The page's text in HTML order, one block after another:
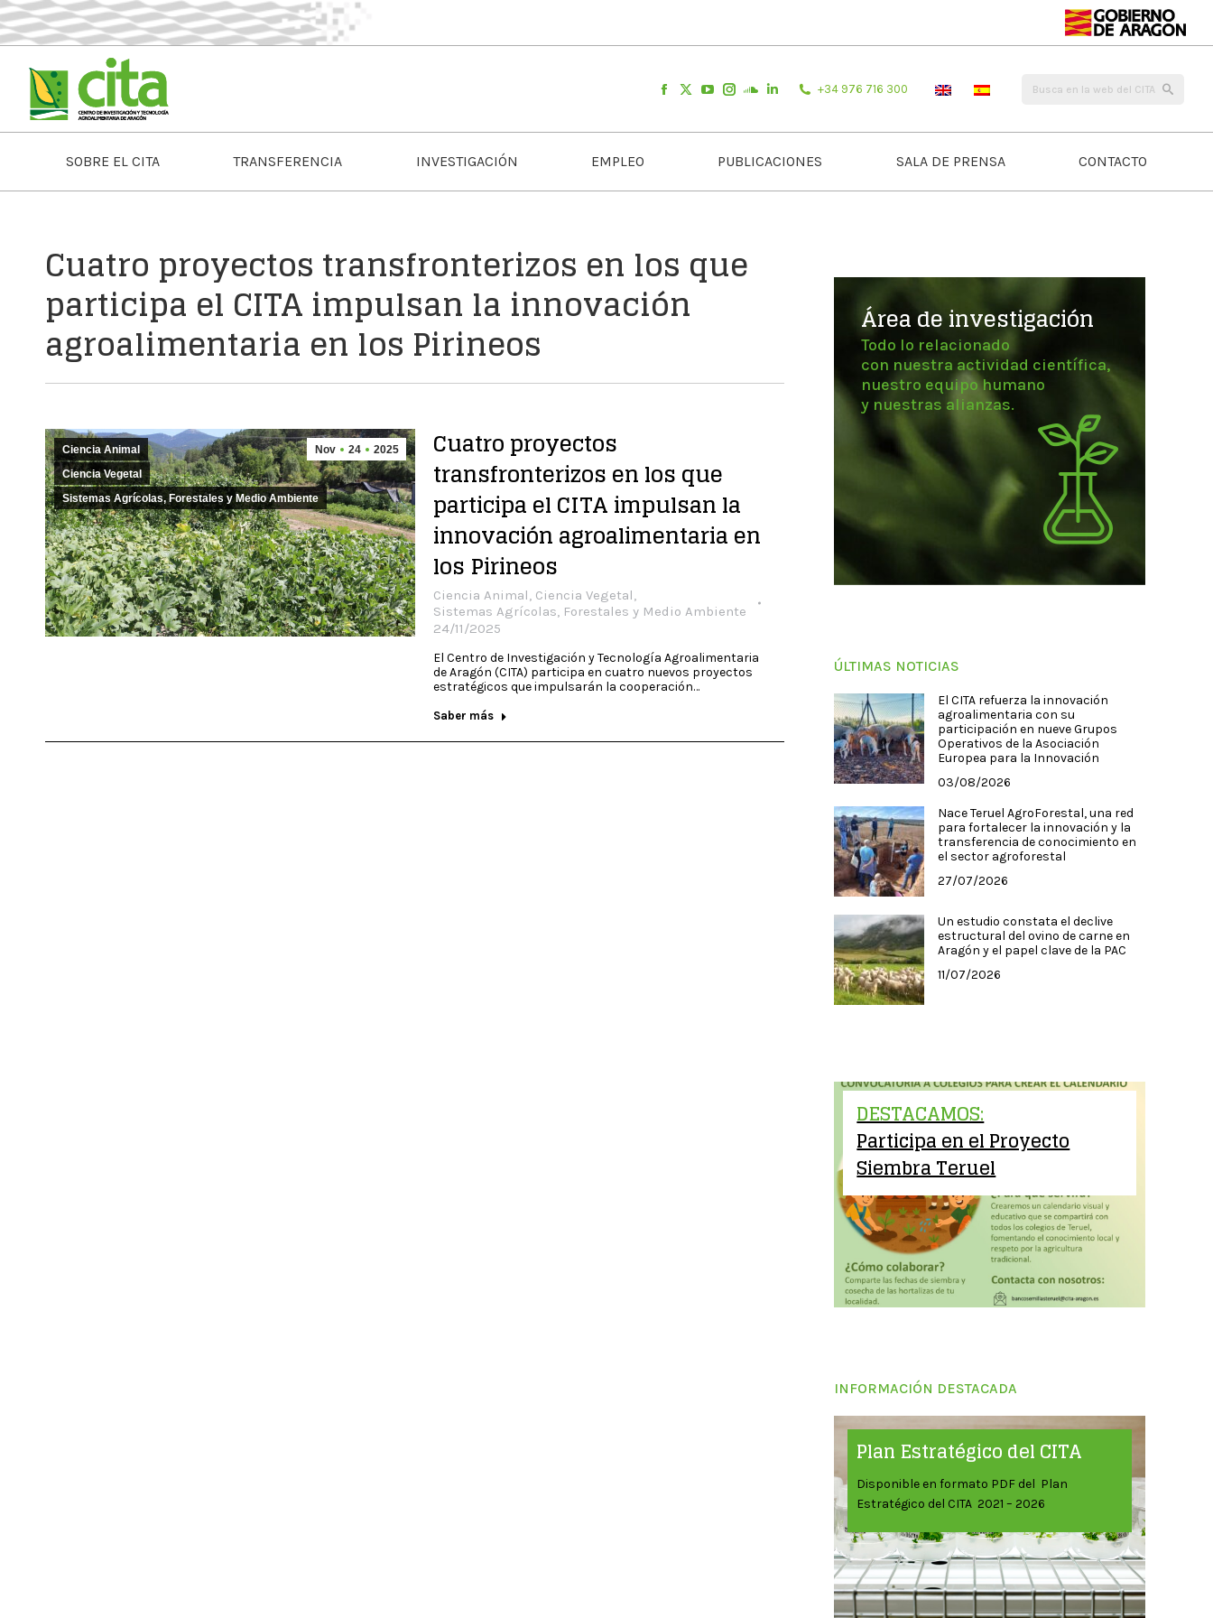
+34 976 716 300
SOBRE EL CITA TRANSFERENCIA INVESTIGACIÓN EMPLEO PUBLICACIONES SALA DE PRENSA CONTACTO
Cuatro proyectos transfronterizos en los que
participa el CITA impulsan la innovación
agroalimentaria en los Pirineos
Nov 24 2025
Ciencia Animal
Ciencia Vegetal
Sistemas Agrícolas, Forestales y Medio Ambiente
Cuatro proyectos
transfronterizos en los que
participa el CITA impulsan la
innovación agroalimentaria en
los Pirineos
Ciencia Animal, Ciencia Vegetal,
Sistemas Agrícolas, Forestales y Medio Ambiente
24/11/2025
El Centro de Investigación y Tecnología Agroalimentaria
de Aragón (CITA) participa en cuatro nuevos proyectos
estratégicos que impulsarán la cooperación…
Saber más
Área de investigación
Todo lo relacionado
con nuestra actividad científica,
nuestro equipo humano
y nuestras alianzas.
ÚLTIMAS NOTICIAS
El CITA refuerza la innovación
agroalimentaria con su
participación en nueve Grupos
Operativos de la Asociación
Europea para la Innovación
03/08/2026
Nace Teruel AgroForestal, una red
para fortalecer la innovación y la
transferencia de conocimiento en
el sector agroforestal
27/07/2026
Un estudio constata el declive
estructural del ovino de carne en
Aragón y el papel clave de la PAC
11/07/2026
DESTACAMOS:
Participa en el Proyecto
Siembra Teruel
INFORMACIÓN DESTACADA
Plan Estratégico del CITA
Disponible en formato PDF del Plan
Estratégico del CITA 2021 – 2026